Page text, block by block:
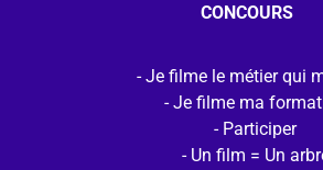
CONCOURS
Je filme le métier qui
Je filme ma
Participer
Un film = Un